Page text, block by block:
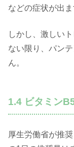
などの症状が出ま
しかし、激しい
ない限り、パン
ん。
1.4 ビタミン
厚生労働省が推